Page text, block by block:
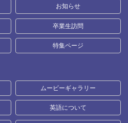
お知らせ
卒業生訪問
特集ページ
ムービーギャラリー
英語について